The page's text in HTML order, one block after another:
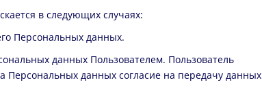
в следующих случаях:
Персональных данных.
данных Пользователем. Пользователь
Персональных данных согласие на передачу данных